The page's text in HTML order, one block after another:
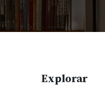
Explorar